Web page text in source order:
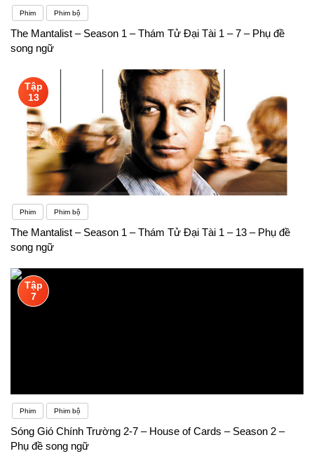
Phim Phim bộ
The Mantalist – Season 1 – Thám Tử Đại Tài 1 – 7 – Phụ đề
song ngữ
Tập
13
Phim Phim bộ
The Mantalist – Season 1 – Thám Tử Đại Tài 1 – 13 – Phụ đề
song ngữ
Tập
7
Phim Phim bộ
Sóng Gió Chính Trường 2-7 – House of Cards – Season 2 –
Phụ đề song ngữ